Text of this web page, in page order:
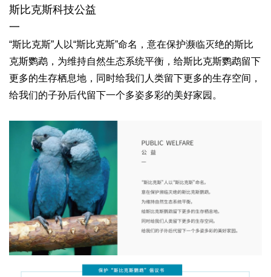
斯比克斯科技公益
一
“斯比克斯”人以“斯比克斯”命名， 意在保护濒临灭绝的斯比
克斯鹦鹉， 为维持自然生态系统平衡， 给斯比克斯鹦鹉留下
更多的生存栖息地， 同时给我们人类留下更多的生存空间，
给我们的子孙后代留下一个多姿多彩的美好家园。